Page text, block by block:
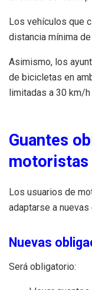
Los vehículos que
distancia mínima
Asimismo, los
de bicicletas en
limitadas a 30 km/h
Guantes
motoristas
Los usuarios de
adaptarse a
Nuevas
Será obligatorio: